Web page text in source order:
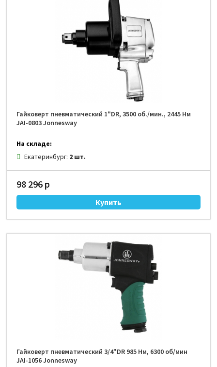
Гайковерт пневматический 1"DR, 3500 об./мин., 2445 Нм
JAI-0803 Jonnesway
На складе:
Екатеринбург: 2 шт.
98 296 р
Гайковерт пневматический 3/4"DR 985 Нм, 6300 об/мин
JAI-1056 Jonnesway